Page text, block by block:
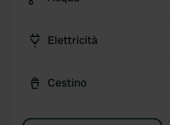
Elettricità
Cestino